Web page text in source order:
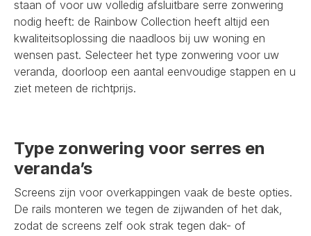
staan of voor uw volledig afsluitbare serre zonwering
nodig heeft: de Rainbow Collection heeft altijd een
kwaliteitsoplossing die naadloos bij uw woning en
wensen past. Selecteer het type zonwering voor uw
veranda, doorloop een aantal eenvoudige stappen en u
ziet meteen de richtprijs.
Type zonwering voor serres en
veranda’s
Screens zijn voor overkappingen vaak de beste opties.
De rails monteren we tegen de zijwanden of het dak,
zodat de screens zelf ook strak tegen dak- of